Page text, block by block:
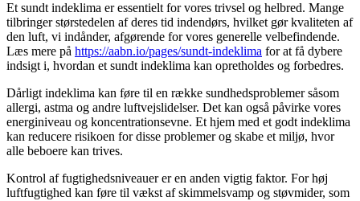
Et sundt indeklima er essentielt for vores trivsel og helbred. Mange
tilbringer størstedelen af deres tid indendørs, hvilket gør kvaliteten af
den luft, vi indånder, afgørende for vores generelle velbefindende.
Læs mere på https://aabn.io/pages/sundt-indeklima for at få dybere
indsigt i, hvordan et sundt indeklima kan opretholdes og forbedres.
Dårligt indeklima kan føre til en række sundhedsproblemer såsom
allergi, astma og andre luftvejslidelser. Det kan også påvirke vores
energiniveau og koncentrationsevne. Et hjem med et godt indeklima
kan reducere risikoen for disse problemer og skabe et miljø, hvor
alle beboere kan trives.
Kontrol af fugtighedsniveauer er en anden vigtig faktor. For høj
luftfugtighed kan føre til vækst af skimmelsvamp og støvmider, som